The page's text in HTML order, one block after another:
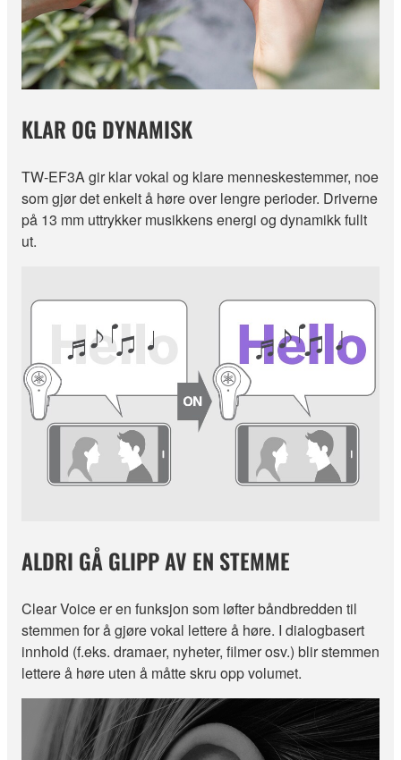
KLAR OG DYNAMISK
TW-EF3A gir klar vokal og klare menneskestemmer, noe
som gjør det enkelt å høre over lengre perioder. Driverne
på 13 mm uttrykker musikkens energi og dynamikk fullt
ut.
ALDRI GÅ GLIPP AV EN STEMME
Clear Voice er en funksjon som løfter båndbredden til
stemmen for å gjøre vokal lettere å høre. I dialogbasert
innhold (f.eks. dramaer, nyheter, filmer osv.) blir stemmen
lettere å høre uten å måtte skru opp volumet.